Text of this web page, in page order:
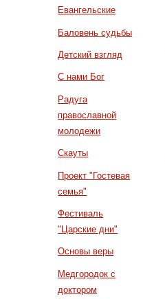
Евангельские
Баловень судьбы
Детский взгляд
С нами Бог
Радуга
православной
молодежи
Скауты
Проект "Гостевая
семья"
Фестиваль
"Царские дни"
Основы веры
Медгородок с
доктором